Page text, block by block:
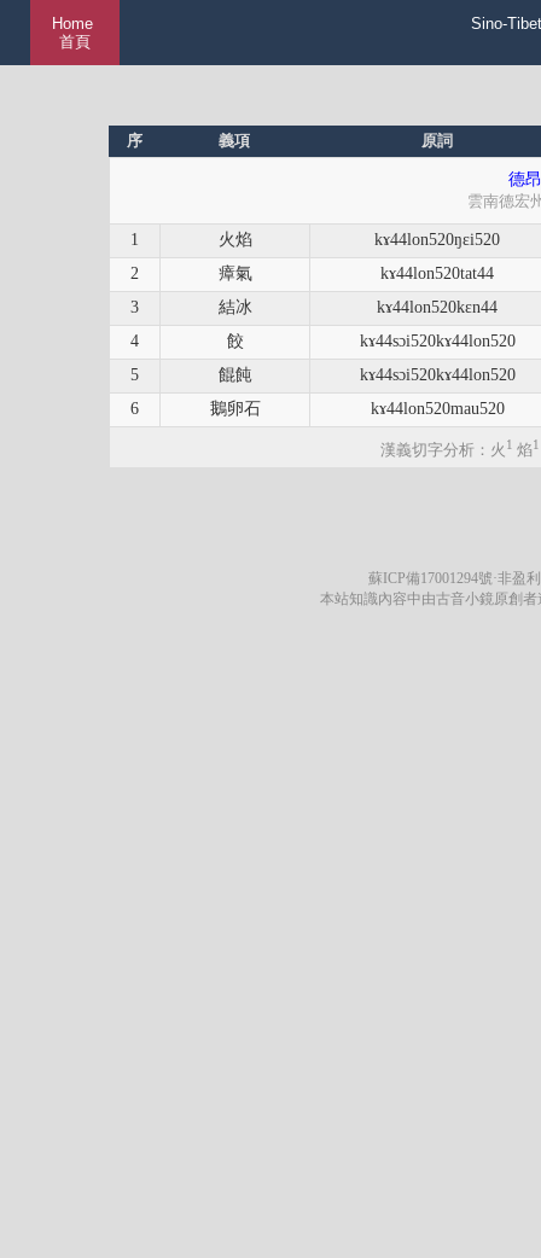
Home
首頁
Sino-
序 義項 原詞
德
雲南德宏
1 火焰
kɤ44lon520ŋɛi520
2
瘴氣
kɤ44lon520tat44
3
結冰
kɤ44lon520kɛn44
4
餃
kɤ44sɔi520kɤ44lon520
5
餛飩
kɤ44sɔi520kɤ44lon520
6
鵝卵石 kɤ44lon520mau520
漢義切字分析：火 1 焰1
蘇ICP備17001294號·非盈
本站知識內容中由古音小鏡原創